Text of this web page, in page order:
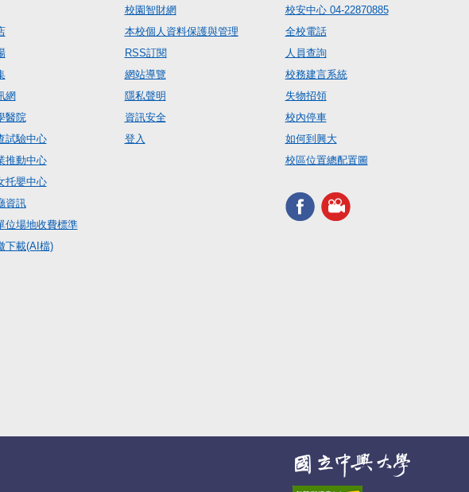
網
醫院
試驗中心
推動中心
托嬰中心
資訊
位場地收費標準
下載(AI檔)
校園智財網
本校個人資料保護與管理
RSS訂閱
網站導覽
隱私聲明
資訊安全
登入
校安中心 04-22870885
全校電話
人員查詢
校務建言系統
失物招領
校內停車
如何到興大
校區位置總配置圖